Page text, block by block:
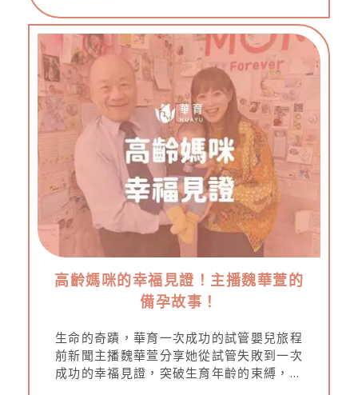
高齡媽咪的幸福見證！主播魏華萱的
備孕故事！
生命的奇蹟，華育一次成功的試管嬰兒旅程
前新聞主播魏華萱分享她從試管失敗到一次
成功的幸福見證，突破生育年齡的束縛，實